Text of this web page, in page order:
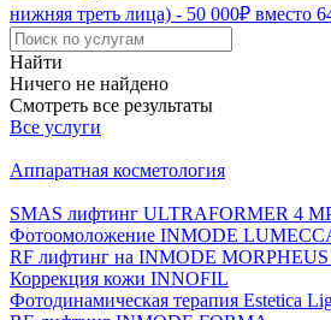
нижняя треть лица) - 50 000₽ вместо
Найти
Ничего не найдено
Смотреть все результаты
Все услуги
Аппаратная косметология
SMAS лифтинг ULTRAFORMER 4
Фотоомоложение INMODE
RF лифтинг на INMODE MORPHEUS
Коррекция кожи INNOFIL
Фотодинамическая терапия Estetica